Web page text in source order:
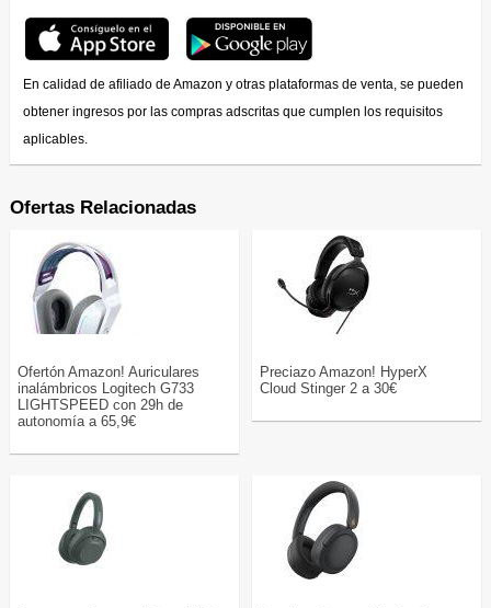
En calidad de afiliado de Amazon y otras plataformas de venta, se pueden
obtener ingresos por las compras adscritas que cumplen los requisitos
aplicables.
Ofertas Relacionadas
Ofertón Amazon! Auriculares
inalámbricos Logitech G733
LIGHTSPEED con 29h de
autonomía a 65,9€
Preciazo Amazon! HyperX
Cloud Stinger 2 a 30€